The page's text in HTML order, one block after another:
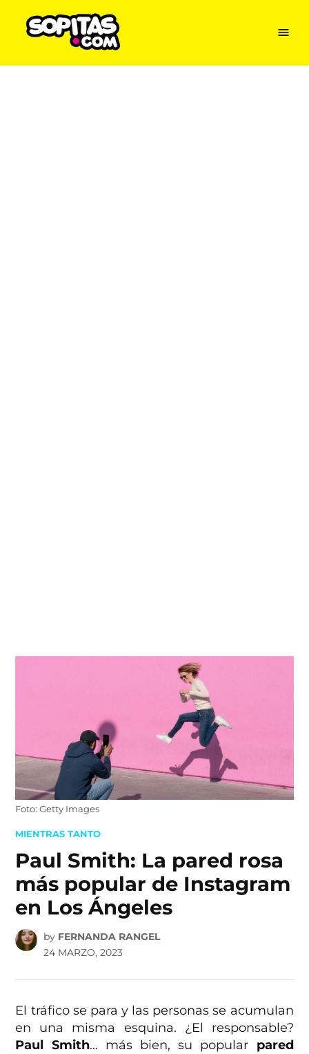
Menu
Foto: Getty Images
POSTED
MIENTRAS TANTO
Paul Smith: La pared rosa
más popular de Instagram
en Los Ángeles
by FERNANDA RANGEL
24 MARZO, 2023
El tráfico se para y las personas se acumulan
en una misma esquina. ¿El responsable?
Paul Smith… más bien, su popular pared